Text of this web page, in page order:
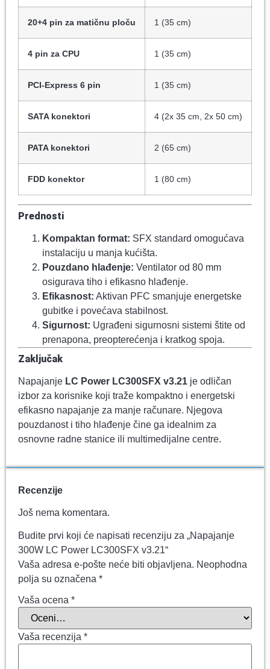
20+4 pin za matičnu ploču 1 (35 cm)
4 pin za CPU 1 (35 cm)
PCI-Express 6 pin 1 (35 cm)
SATA konektori 4 (2x 35 cm, 2x 50 cm)
PATA konektori 2 (65 cm)
FDD konektor 1 (80 cm)
Prednosti
Kompaktan format: SFX standard omogućava
instalaciju u manja kućišta.
Pouzdano hlađenje: Ventilator od 80 mm
osigurava tiho i efikasno hlađenje.
Efikasnost: Aktivan PFC smanjuje energetske
gubitke i povećava stabilnost.
Sigurnost: Ugrađeni sigurnosni sistemi štite od
prenapona, preopterećenja i kratkog spoja.
Zaključak
Napajanje LC Power LC300SFX v3.21 je odličan
izbor za korisnike koji traže kompaktno i energetski
efikasno napajanje za manje računare. Njegova
pouzdanost i tiho hlađenje čine ga idealnim za
osnovne radne stanice ili multimedijalne centre.
Recenzije
Još nema komentara.
Budite prvi koji će napisati recenziju za „Napajanje
300W LC Power LC300SFX v3.21“
Vaša adresa e-pošte neće biti objavljena. Neophodna
polja su označena *
Vaša ocena *
Vaša recenzija *